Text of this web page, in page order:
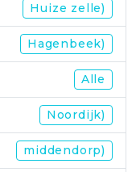
Huize zelle)
Hagenbeek)
Alle
Noordijk)
middendorp)